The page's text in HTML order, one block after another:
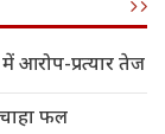
आरोप-प्रत्यार तेज
फल